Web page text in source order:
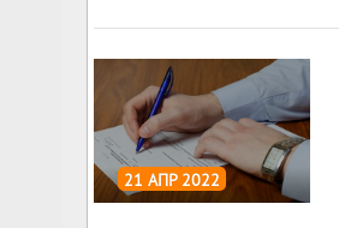
21 АПР 2022